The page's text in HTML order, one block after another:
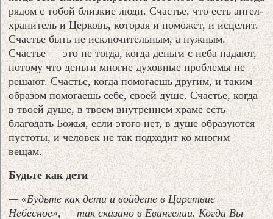
рядом с тобой близкие люди. Счастье, что есть ангел-
хранитель и Церковь, которая и поможет, и исцелит.
Счастье быть не исключительным, а нужным.
Счастье — это не тогда, когда деньги с неба падают,
потому что деньги многие духовные проблемы не
решают. Счастье, когда помогаешь другим, и таким
образом помогаешь себе, своей душе. Счастье, когда
в твоей душе, в твоем внутреннем храме есть
благодать Божья, если этого нет, в душе образуются
пустоты, и человек не так подходит ко многим
вещам.
Будьте как дети
— «Будьте как дети и войдете в Царствие
Небесное», — так сказано в Евангелии. Когда Вы